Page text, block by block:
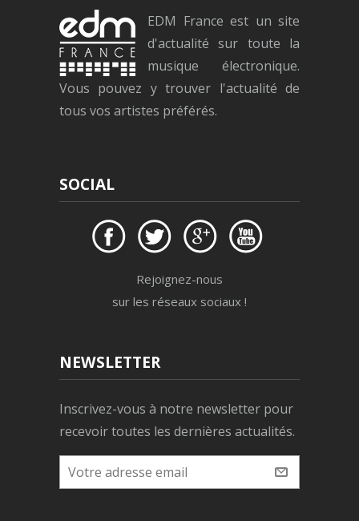
EDM France est un site
d'actualité sur toute la
musique électronique.
Vous pouvez y trouver l'actualité de
tous vos artistes préférés.
SOCIAL
Rejoignez-nous
sur les réseaux sociaux !
NEWSLETTER
Inscrivez-vous à notre newsletter pour
recevoir toutes les dernières actualités.